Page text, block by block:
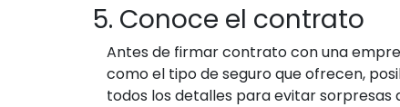
5. Conoce el contrato
Antes de firmar contrato con una
como el tipo de seguro que ofrecen,
todos los detalles para evitar sorpresas